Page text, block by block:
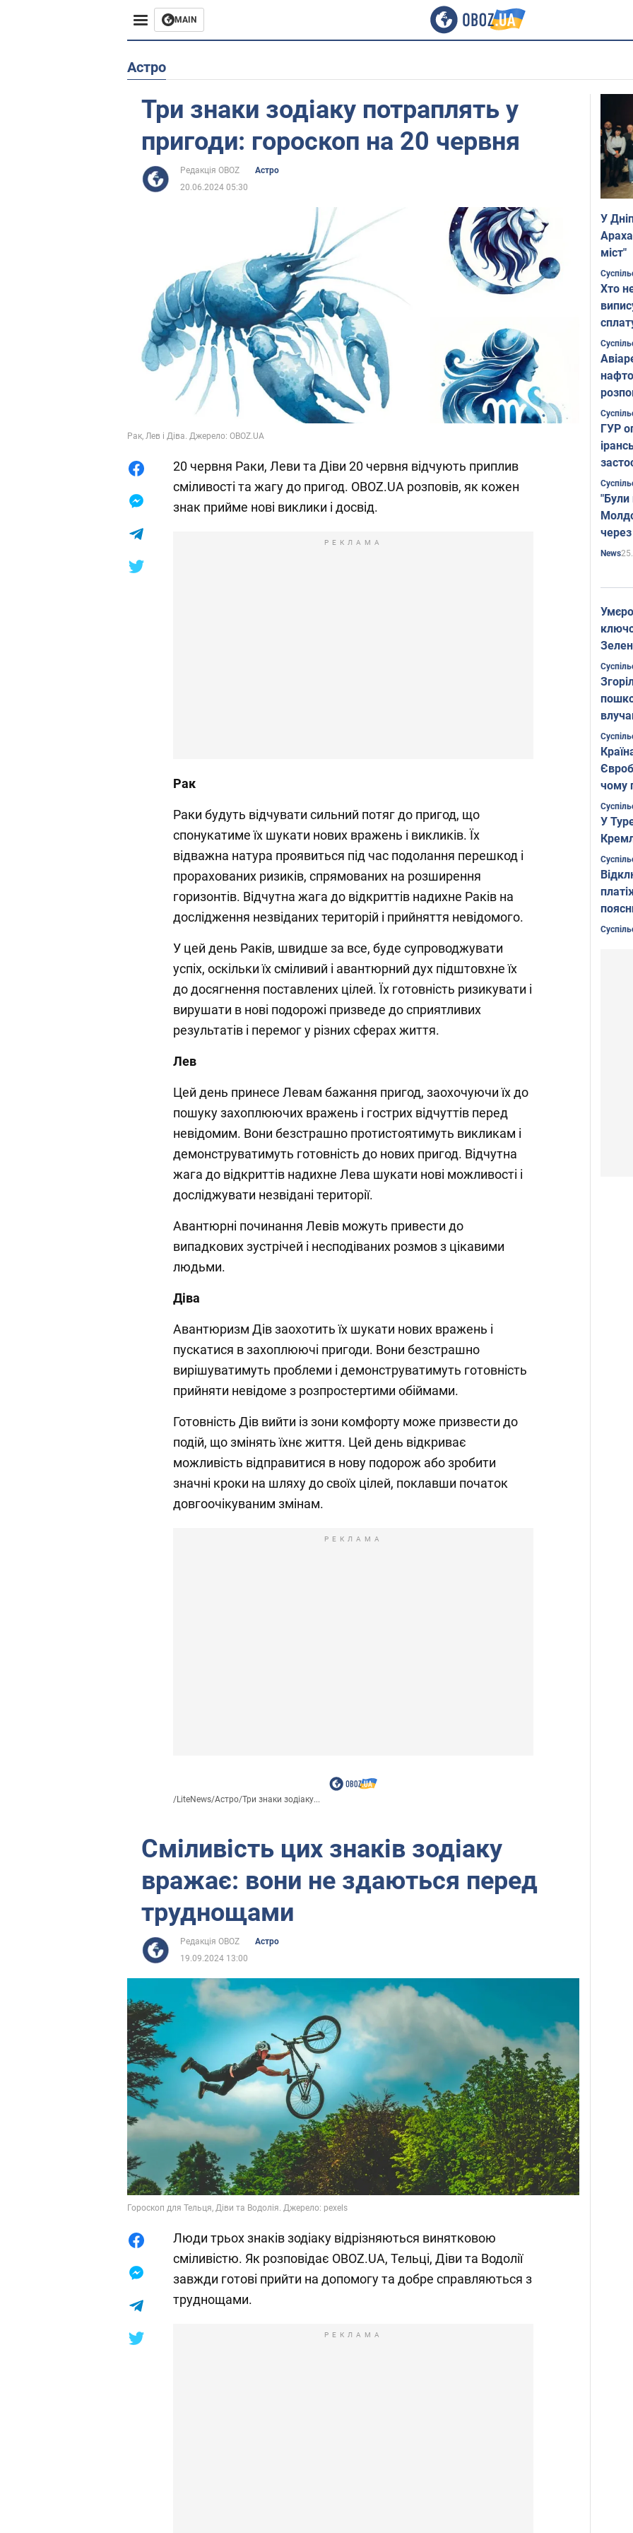
MAIN
Африка
Астро
Три знаки зодіаку потраплять у
пригоди: гороскоп на 20 червня
Редакція OBOZ
Астро
20.06.2024 05:30
Рак, Лев і Діва. Джерело: OBOZ.UA
20 червня Раки, Леви та Діви 20 червня відчують приплив
сміливості та жагу до пригод. OBOZ.UA розповів, як кожен
знак прийме нові виклики і досвід.
РЕКЛАМА
Рак
Раки будуть відчувати сильний потяг до пригод, що
спонукатиме їх шукати нових вражень і викликів. Їх
відважна натура проявиться під час подолання перешкод і
прорахованих ризиків, спрямованих на розширення
горизонтів. Відчутна жага до відкриттів надихне Раків на
дослідження незвіданих територій і прийняття невідомого.
У цей день Раків, швидше за все, буде супроводжувати
успіх, оскільки їх сміливий і авантюрний дух підштовхне їх
до досягнення поставлених цілей. Їх готовність ризикувати і
вирушати в нові подорожі призведе до сприятливих
результатів і перемог у різних сферах життя.
Лев
Цей день принесе Левам бажання пригод, заохочуючи їх до
пошуку захоплюючих вражень і гострих відчуттів перед
невідомим. Вони безстрашно протистоятимуть викликам і
демонструватимуть готовність до нових пригод. Відчутна
жага до відкриттів надихне Лева шукати нові можливості і
досліджувати незвідані території.
Авантюрні починання Левів можуть привести до
випадкових зустрічей і несподіваних розмов з цікавими
людьми.
Діва
Авантюризм Дів заохотить їх шукати нових вражень і
пускатися в захоплюючі пригоди. Вони безстрашно
вирішуватимуть проблеми і демонструватимуть готовність
прийняти невідоме з розпростертими обіймами.
Готовність Дів вийти із зони комфорту може призвести до
подій, що змінять їхнє життя. Цей день відкриває
можливість відправитися в нову подорож або зробити
значні кроки на шляху до своїх цілей, поклавши початок
довгоочікуваним змінам.
РЕКЛАМА
/LiteNews/Астро/Три знаки зодіаку...
Сміливість цих знаків зодіаку
вражає: вони не здаються перед
труднощами
Редакція OBOZ
Астро
19.09.2024 13:00
Гороскоп для Тельця, Діви та Водолія. Джерело: pexels
Люди трьох знаків зодіаку відрізняються винятковою
сміливістю. Як розповідає OBOZ.UA, Тельці, Діви та Водолії
завжди готові прийти на допомогу та добре справляються з
труднощами.
РЕКЛАМА
У
міст"
Хто
ГУР
"Були
News
Фото
чому
У